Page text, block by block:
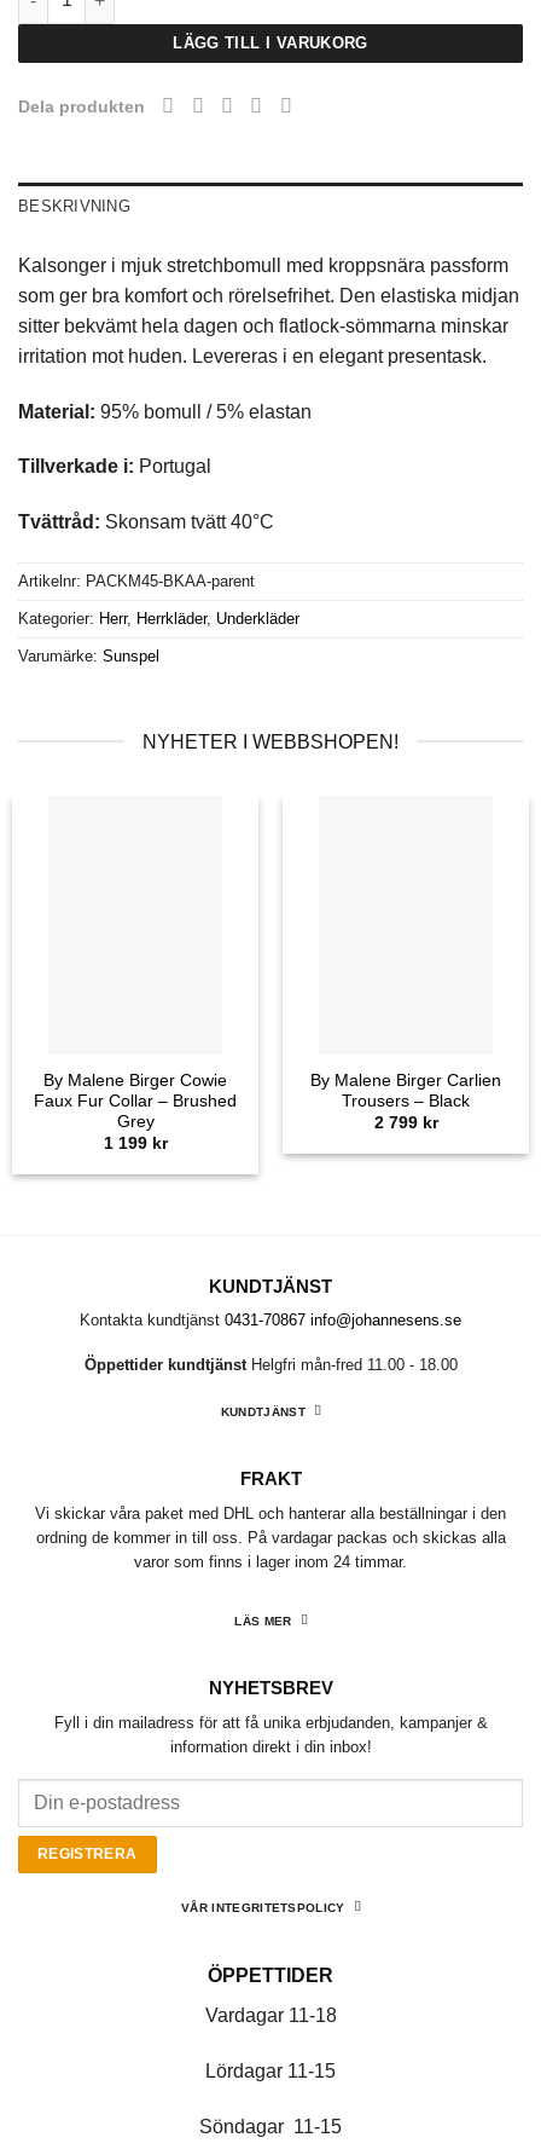
LÄGG TILL I VARUKORG
Dela produkten
BESKRIVNING
Kalsonger i mjuk stretchbomull med kroppsnära passform
som ger bra komfort och rörelsefrihet. Den elastiska midjan
sitter bekvämt hela dagen och flatlock-sömmarna minskar
irritation mot huden. Levereras i en elegant presentask.
Material: 95% bomull / 5% elastan
Tillverkade i: Portugal
Tvättråd: Skonsam tvätt 40°C
Artikelnr: PACKM45-BKAA-parent
Kategorier: Herr, Herrkläder, Underkläder
Varumärke: Sunspel
NYHETER I WEBBSHOPEN!
By Malene Birger Cowie
Faux Fur Collar – Brushed
Grey
1 199 kr
By Malene Birger Carlien
Trousers – Black
2 799 kr
KUNDTJÄNST
Kontakta kundtjänst 0431-70867 info@johannesens.se
Öppettider kundtjänstHelgfri mån-fred 11.00 - 18.00
KUNDTJÄNST
FRAKT
Vi skickar våra paket med DHL och hanterar alla beställningar i den
ordning de kommer in till oss. På vardagar packas och skickas alla
varor som finns i lager inom 24 timmar.
LÄS MER
NYHETSBREV
Fyll i din mailadress för att få unika erbjudanden, kampanjer &
information direkt i din inbox!
VÅR INTEGRITETSPOLICY
ÖPPETTIDER
Vardagar 11-18
Lördagar 11-15
Söndagar 11-15